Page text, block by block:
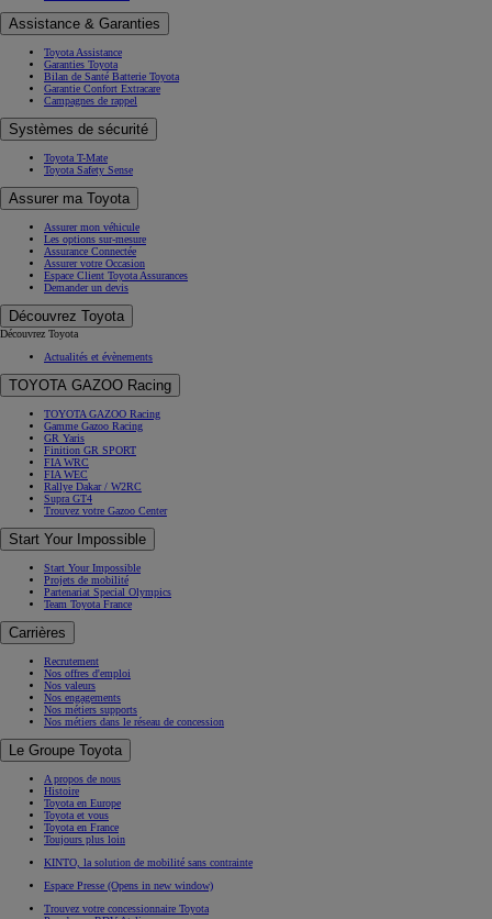
Assistance & Garanties
Toyota Assistance
Garanties Toyota
Bilan de Santé Batterie Toyota
Garantie Confort Extracare
Campagnes de rappel
Systèmes de sécurité
Toyota T-Mate
Toyota Safety Sense
Assurer ma Toyota
Assurer mon véhicule
Les options sur-mesure
Assurance Connectée
Assurer votre Occasion
Espace Client Toyota Assurances
Demander un devis
Découvrez Toyota
Découvrez Toyota
Actualités et évènements
TOYOTA GAZOO Racing
TOYOTA GAZOO Racing
Gamme Gazoo Racing
GR Yaris
Finition GR SPORT
FIA WRC
FIA WEC
Rallye Dakar / W2RC
Supra GT4
Trouvez votre Gazoo Center
Start Your Impossible
Start Your Impossible
Projets de mobilité
Partenariat Special Olympics
Team Toyota France
Carrières
Recrutement
Nos offres d'emploi
Nos valeurs
Nos engagements
Nos métiers supports
Nos métiers dans le réseau de concession
Le Groupe Toyota
A propos de nous
Histoire
Toyota en Europe
Toyota et vous
Toyota en France
Toujours plus loin
KINTO, la solution de mobilité sans contrainte
Espace Presse (Opens in new window)
Trouvez votre concessionnaire Toyota